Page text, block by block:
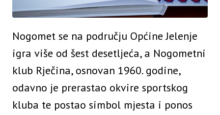
Nogomet se na području Općine Jelenje
igra više od šest desetljeća, a Nogometni
klub Rječina, osnovan 1960. godine,
odavno je prerastao okvire sportskog
kluba te postao simbol mjesta i ponos